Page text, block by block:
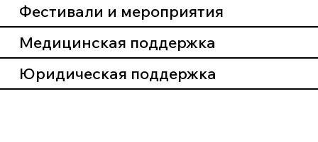
Фестивали и мероприятия
Медицинская поддержка
Юридическая поддержка